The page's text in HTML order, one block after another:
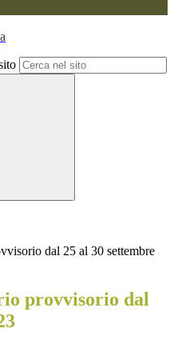
dal 25 al 30 settembre
provvisorio dal